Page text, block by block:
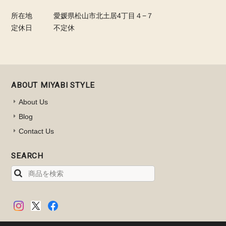
所在地
愛媛県松山市北土居4丁目４−７
定休日
不定休
ABOUT MIYABI STYLE
About Us
Blog
Contact Us
SEARCH